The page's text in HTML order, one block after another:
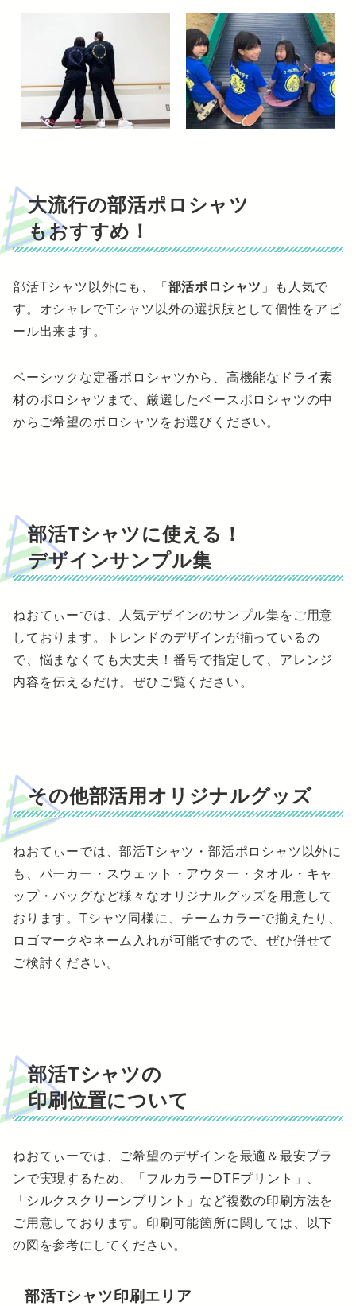
大流行の部活ポロシャツ
もおすすめ！
部活Tシャツ以外にも、「 部活ポロシャツ 」も人気で
す。オシャレでTシャツ以外の選択肢として個性をアピ
ール出来ます。
ベーシックな定番ポロシャツから、高機能なドライ素
材のポロシャツまで、厳選したベースポロシャツの中
からご希望のポロシャツをお選びください。
部活Tシャツに使える！
デザインサンプル集
ねおてぃーでは、人気デザインのサンプル集をご用意
しております。トレンドのデザインが揃っているの
で、悩まなくても大丈夫！番号で指定して、アレンジ
内容を伝えるだけ。ぜひご覧ください。
その他部活用オリジナルグッズ
ねおてぃーでは、部活Tシャツ・部活ポロシャツ以外に
も、パーカー・スウェット・アウター・タオル・キャ
ップ・バッグなど様々なオリジナルグッズを用意して
おります。Tシャツ同様に、チームカラーで揃えたり、
ロゴマークやネーム入れが可能ですので、ぜひ併せて
ご検討ください。
部活Tシャツの
印刷位置について
ねおてぃーでは、ご希望のデザインを最適＆最安プラ
ンで実現するため、「フルカラーDTFプリント」、
「シルクスクリーンプリント」など複数の印刷方法を
ご用意しております。印刷可能箇所に関しては、以下
の図を参考にしてください。
部活Tシャツ印刷エリア